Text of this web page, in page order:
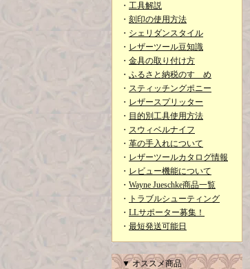
・ 工具解説
・ 刻印の使用方法
・ シェリダンスタイル
・ レザーツール豆知識
・ 金具の取り付け方
・ ふるさと納税のすゝめ
・ スティッチングポニー
・ レザースプリッター
・ 目的別工具使用方法
・ スウィベルナイフ
・ 革の手入れについて
・ レザーツールカタログ情報
・ レビュー機能について
・ Wayne Jueschke商品一覧
・
トラブルシューティング
・ LLサポーター募集！
・ 最短発送可能日
▼ オススメ商品